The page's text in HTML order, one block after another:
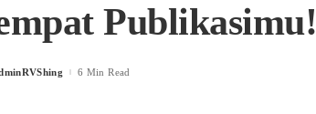
Publikasimu!
6 Min Read